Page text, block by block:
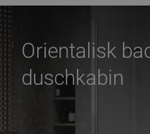
Orientalisk
duschkabin